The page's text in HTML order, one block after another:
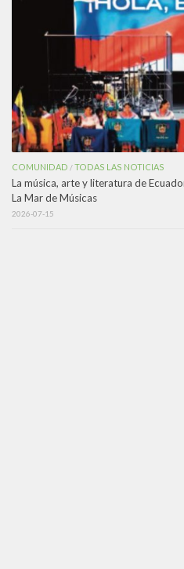
COMUNIDAD /TODAS LAS NOTICIAS
La música, arte y literatura de
La Mar de Músicas
2026-07-15